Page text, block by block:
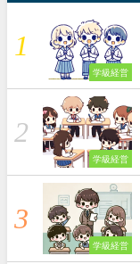
学級経営
学級経営
学級経営